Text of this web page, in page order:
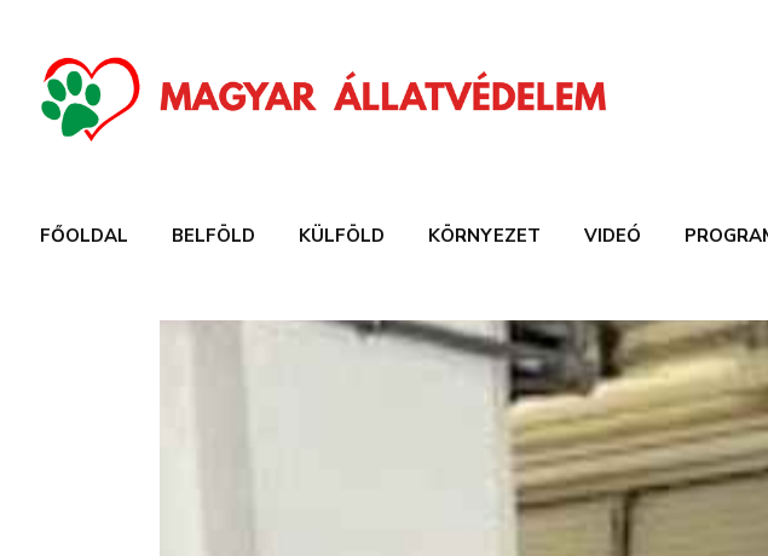
FŐOLDAL BELFÖLD KÜLFÖLD KÖRNYEZET VIDEÓ